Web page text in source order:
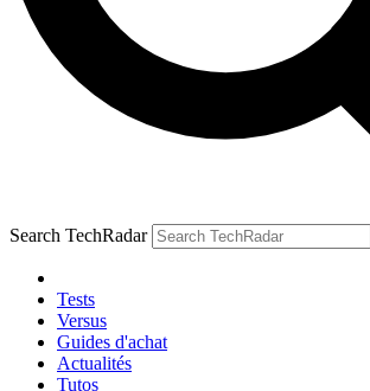
Search TechRadar
Tests
Versus
Guides d'achat
Actualités
Tutos